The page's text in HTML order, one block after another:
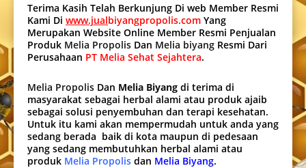
Terima Kasih Telah Berkunjung Di web Member Resmi
Kami Di www.jualbiyangpropolis.com Yang
Merupakan Website Online Member Resmi Penjualan
Produk Melia Propolis Dan Melia biyang Resmi Dari
Perusahaan PT Melia Sehat Sejahtera.
Melia Propolis Dan Melia Biyang di terima di
masyarakat sebagai herbal alami atau produk ajaib
sebagai solusi penyembuhan dan terapi kesehatan.
Untuk itu kami akan mempermudah untuk anda yang
sedang berada baik di kota maupun di pedesaan
yang sedang membutuhkan herbal alami atau
produk Melia Propolis dan Melia Biyang.